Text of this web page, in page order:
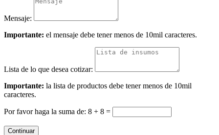
Mensaje:
Importante: el mensaje debe tener menos de 10mil caracteres.
Lista de lo que desea cotizar:
Importante: la lista de productos debe tener menos de 10mil
caracteres.
Por favor haga la suma de: 8 + 8 =
Continuar